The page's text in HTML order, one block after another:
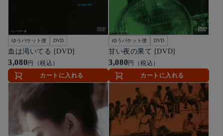
ゆうパケット便 DVD
血は渇いてる [DVD]
3,080円（税込）
カートに入れる
ゆうパケット便 DVD
甘い夜の果て [DVD]
3,080円（税込）
カートに入れる